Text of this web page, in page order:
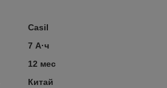
Casil
7 А·ч
12 мес
Китай